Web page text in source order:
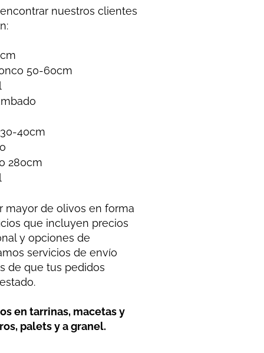
nuestros clientes
50-60cm
40cm
280cm
mayor de olivos en forma
que incluyen precios
y opciones de
servicios de envío
de que tus pedidos
en tarrinas, macetas y
palets y a granel.